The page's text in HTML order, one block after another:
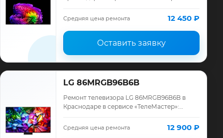
запчасти и гарантия до 12 месяцев.
Средняя цена ремонта 12 450 ₽
Оставить заявку
LG 86MRGB96B6B
Ремонт телевизора LG 86MRGB96B6B в
Краснодаре в сервисе «ТелеМастер»:
запчасти и гарантия до 12 месяцев.
Средняя цена ремонта 12 900 ₽